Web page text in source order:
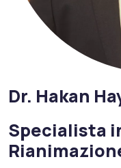
Dr. Hakan
Specialista